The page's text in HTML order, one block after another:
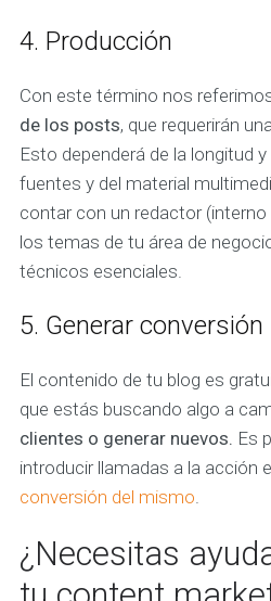
4. Producción
Con este término nos
de los posts, que requerirán
Esto dependerá de la longitud
fuentes y del material
contar con un redactor
los temas de tu área de
técnicos esenciales.
5. Generar conversión
El contenido de tu blog es
que estás buscando algo a
clientes o generar nuevos. Es
introducir llamadas a la acción
conversión del mismo.
¿Necesitas